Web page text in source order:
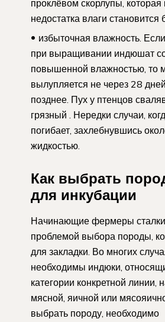
проклёвом скорлупы, которая
недостатка влаги становится
избыточная влажность.
при выращивании индюшат
повышенной влажностью, то
вылупляется не через 28
позднее. Пух у птенцов
грязный . Нередки случаи,
погибает, захлебнувшись
жидкостью.
Как выбрать
для инкубации
Начинающие фермеры
проблемой выбора породы,
для закладки. Во многих
необходимы индюки,
категории конкретной линии,
мясной, яичной или
выбрать породу, необходимо